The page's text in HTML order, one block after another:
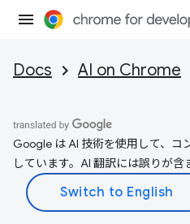
Docs AI on Chrome
Google は AI 技術を使用して、コ
しています。AI 翻訳には誤りが含